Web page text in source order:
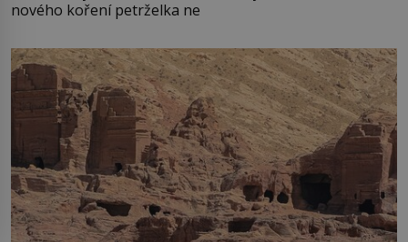
nového koření petrželka ne